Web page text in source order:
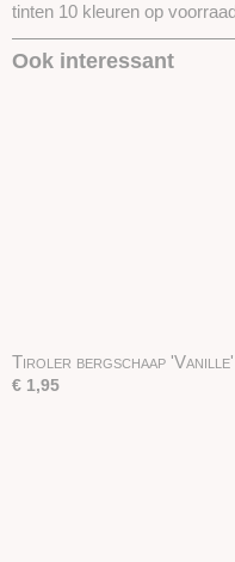
tinten 10 kleuren op
Ook interessant
Tiroler bergschaap
€ 1,95